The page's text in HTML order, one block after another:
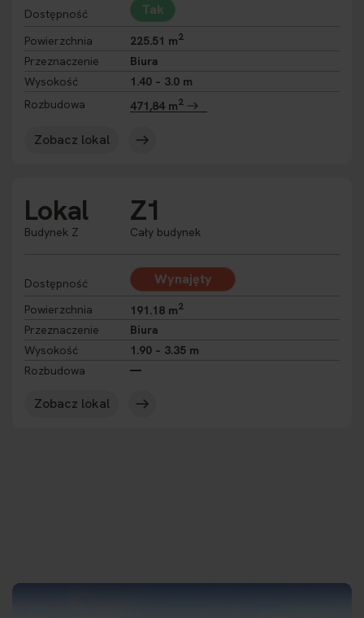
Dostępność Tak
Powierzchnia 225.51 m2
Przeznaczenie
Biura
Wysokość
1.40 – 3.0 m
Rozbudowa
471,84 m2
Zobacz lokal
Lokal
Budynek Z
Z1
Cały budynek
Dostępność Wynajęty
Powierzchnia 191.18 m2
Przeznaczenie
Biura
Wysokość
1.90 – 3.35 m
Rozbudowa
Zobacz lokal